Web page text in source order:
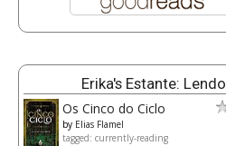
Erika's Estante: Lendo
Os Cinco do Ciclo
by Elias Flamel
tagged: currently-reading